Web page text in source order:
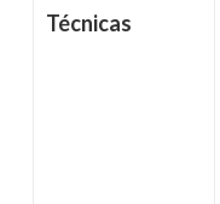
Técnicas